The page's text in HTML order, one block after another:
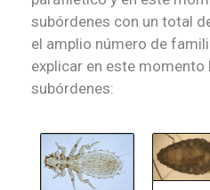
subórdenes con un total
el amplio número de
explicar en este
subórdenes: